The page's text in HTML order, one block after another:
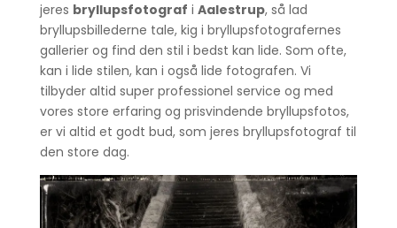
jeres bryllupsfotograf i Aalestrup, så lad
bryllupsbillederne tale, kig i bryllupsfotografernes
gallerier og find den stil i bedst kan lide. Som ofte,
kan i lide stilen, kan i også lide fotografen. Vi
tilbyder altid super professionel service og med
vores store erfaring og prisvindende bryllupsfotos,
er vi altid et godt bud, som jeres bryllupsfotograf til
den store dag.